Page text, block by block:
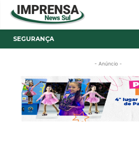
SEGURANÇA
- Anúncio -